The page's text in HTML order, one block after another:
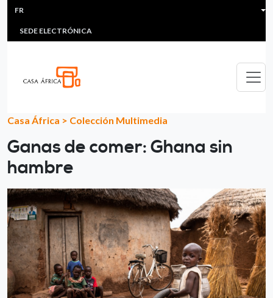
Aller au contenu principal
HEADER MENU
MULTIMEDIA
SEDE ELECTRÓNICA
FR
Casa África > Colección Multimedia
Ganas de comer: Ghana sin
hambre